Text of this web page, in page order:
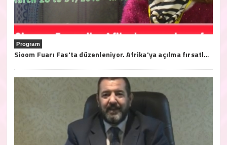
Program
Sioom Fuarı Fas'ta düzenleniyor. Afrika'ya açılma fırsatları bu fuarda..28/31 2019 Mart tarihleri arasında Tanja'da